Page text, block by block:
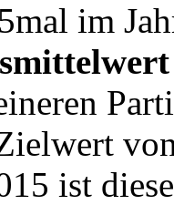
im
ist